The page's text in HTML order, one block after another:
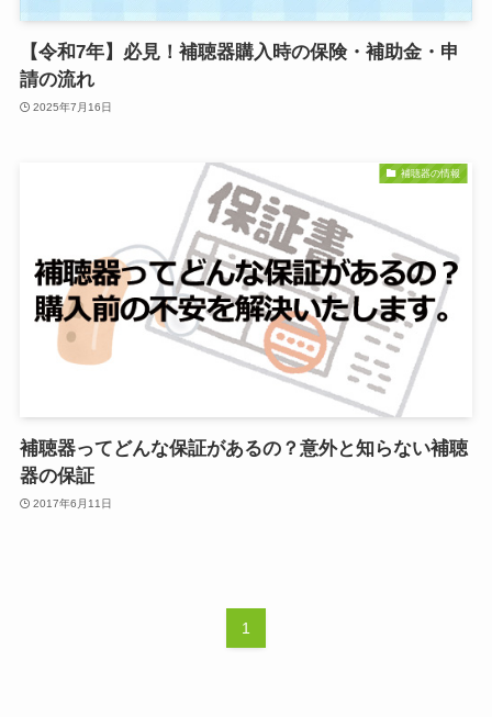
【令和7年】必見！補聴器購入時の保険・補助金・申
請の流れ
2025年7月16日
補聴器の情報
補聴器ってどんな保証があるの？意外と知らない補聴
器の保証
2017年6月11日
1